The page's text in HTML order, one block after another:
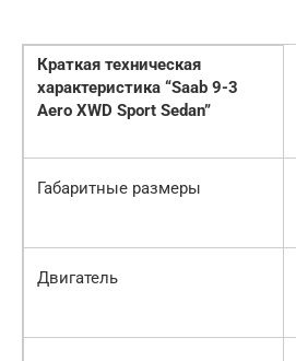
Краткая техническая
характеристика “Saab 9-3
Aero XWD Sport Sedan”
Габаритные размеры
Двигатель